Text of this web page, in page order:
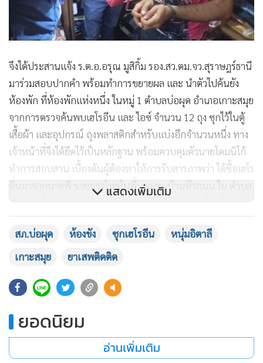
จึงได้ประสานแจ้ง ร.ต.อ.อรุณ มูสิกิ้ม รอง.สว.ตม.จว.สุราษฎร์ธานี
มาร่วมสอบปากคำ พร้อมทำการขยายผล และ นำตัวไปค้นยัง
ห้องพัก ที่ห้องพักแห่งหนึ่ง ในหมู่ 1 ตำบลบ่อผุด อำเภอเกาะสมุย
จากการตรวจค้นพบเฮโรอีน และ ไอซ์ จำนวน 12 ถุง ซุกไว้ในตู้
เสื้อผ้า และอุปกรณ์ ถุงพลาสติกสำหรับแบ่งอีกจำนวนหนึ่ง ทาง
เจ้าหน้าที่จึงได้ยึดไว้เป็นหลักฐาน พร้อมควบคุมตัวนายโดมนิโก้
ทำการสอบสวน เบื้องต้นผู้ต้องหาให้การรับสารภาพว่า ได้ซื้อเฮโร
อื่นมาจากนายพี ชายชาวไทยในพื้นชุมชนบ้านหัวถนน ใน ตำบล
มะเร็ต ครั้งละ 4,000 บาท เพื่อเสพเอง และจำหน่ายให้เพื่อนๆใน
กลุ่มเพื่อเสพ
โดยก่อนถูกจับกุม ได้นำโคเคน ซุกใส่ในขวดเครื่องดื่ม เพื่อนำไป
เจ้าหน้าที่จับกุมได้เสียก่อน เจ้าหน้าที่ชุดจับกุมได้แจ้งข้อกล่าวหา
ในการครอบครองเพื่อจำหน่ายโดยไม่ได้รับอนุญาต โดยการกระ
ทำเพื่อการค้า และการก่อให้เกิดการแพร่กระจายในกลุ่ม
ประชาชน และพยายามจำหน่ายยาเสพติดให้โทษประเภท 1
แสดงเพิ่มเติม
สภ.บ่อผุด ห้องขัง ซุกเฮโรอีน
หนุ่มอิตาลี
เกาะสมุย
ยาเสพติดติด
ยอดนิยม
อ่านเพิ่มเติม